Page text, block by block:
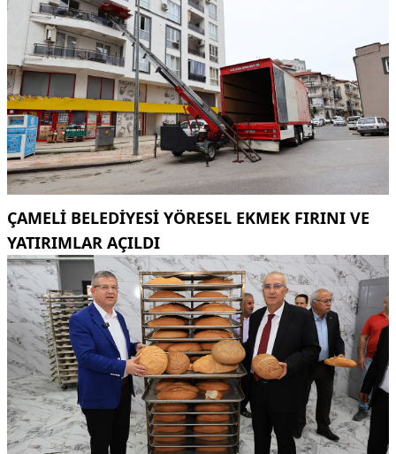
ÇAMELI BELEDIYESI YÖRESEL EKMEK FIRINI VE
YATIRIMLAR AÇILDI